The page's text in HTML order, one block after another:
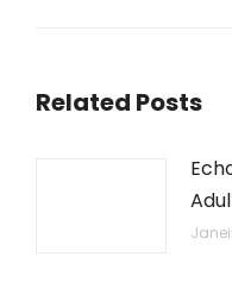
Related Posts